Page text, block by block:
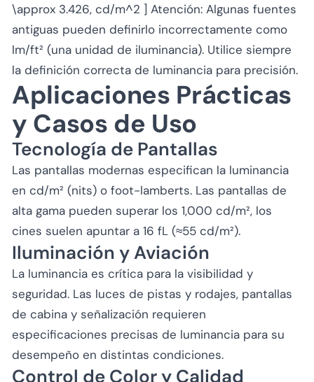
\approx 3.426, cd/m^2 ] Atención: Algunas fuentes
antiguas pueden definirlo incorrectamente como
lm/ft² (una unidad de iluminancia). Utilice siempre
la definición correcta de luminancia para precisión.
Aplicaciones Prácticas
y Casos de Uso
Tecnología de Pantallas
Las pantallas modernas especifican la luminancia
en cd/m² (nits) o foot-lamberts. Las pantallas de
alta gama pueden superar los 1,000 cd/m², los
cines suelen apuntar a 16 fL (≈55 cd/m²).
Iluminación y Aviación
La luminancia es crítica para la visibilidad y
seguridad. Las luces de pistas y rodajes, pantallas
de cabina y señalización requieren
especificaciones precisas de luminancia para su
desempeño en distintas condiciones.
Control de Color y Calidad